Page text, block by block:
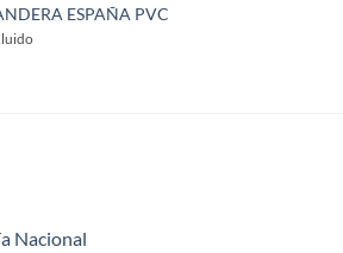
ESPAÑA PVC
Nacional